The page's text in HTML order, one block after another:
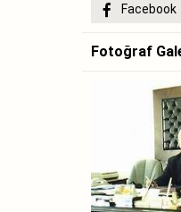
Facebook
Fotoğraf